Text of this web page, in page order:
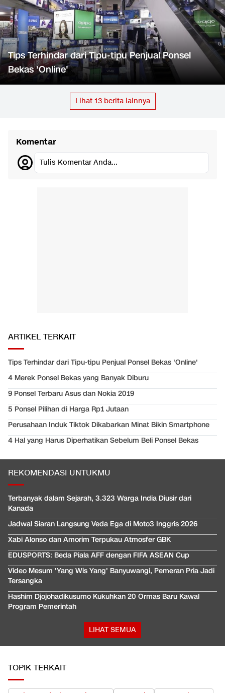
Tips Terhindar dari Tipu-tipu Penjual Ponsel
Bekas 'Online'
Lihat 13berita lainnya
Komentar
Tulis Komentar Anda...
ARTIKEL TERKAIT
Tips Terhindar dari Tipu-tipu Penjual Ponsel Bekas 'Online'
4 Merek Ponsel Bekas yang Banyak Diburu
9 Ponsel Terbaru Asus dan Nokia 2019
5 Ponsel Pilihan di Harga Rp1 Jutaan
Perusahaan Induk Tiktok Dikabarkan Minat Bikin Smartphone
4 Hal yang Harus Diperhatikan Sebelum Beli Ponsel Bekas
REKOMENDASI UNTUKMU
Terbanyak dalam Sejarah, 3.323 Warga India Diusir dari
Kanada
Jadwal Siaran Langsung Veda Ega di Moto3 Inggris 2026
Xabi Alonso dan Amorim Terpukau Atmosfer GBK
EDUSPORTS: Beda Piala AFF dengan FIFA ASEAN Cup
Video Mesum 'Yang Wis Yang' Banyuwangi, Pemeran Pria Jadi
Tersangka
Hashim Djojohadikusumo Kukuhkan 20 Ormas Baru Kawal
Program Pemerintah
LIHAT SEMUA
TOPIK TERKAIT